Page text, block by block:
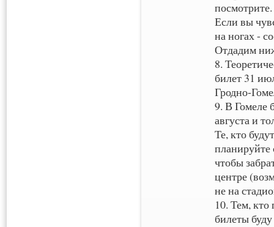
посмотрите.
Если вы
на ногах -
Отдадим
8.
билет 31
Гродно-
9. В Гомеле
августа и
Те, кто
планируйте
чтобы
центре
не на
10. Тем, кто
билеты